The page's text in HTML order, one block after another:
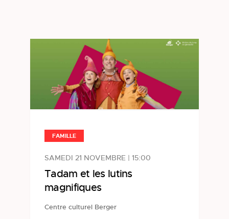
FAMILLE
SAMEDI 21 NOVEMBRE | 15:00
Tadam et les lutins
magnifiques
Centre culturel Berger